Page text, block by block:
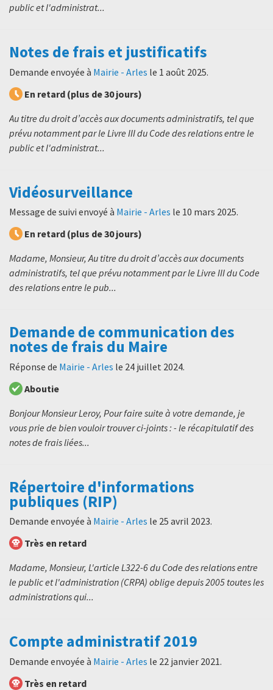
public et l'administrat...
Notes de frais et justificatifs
Demande envoyée à Mairie - Arles le 1 août 2025.
En retard (plus de 30 jours)
Au titre du droit d’accès aux documents administratifs, tel que
prévu notamment par le Livre III du Code des relations entre le
public et l'administrat...
Vidéosurveillance
Message de suivi envoyé à Mairie - Arles le 10 mars 2025.
En retard (plus de 30 jours)
Madame, Monsieur, Au titre du droit d’accès aux documents
administratifs, tel que prévu notamment par le Livre III du Code
des relations entre le pub...
Demande de communication des
notes de frais du Maire
Réponse de Mairie - Arles le 24 juillet 2024.
Aboutie
Bonjour Monsieur Leroy, Pour faire suite à votre demande, je
vous prie de bien vouloir trouver ci-joints : - le récapitulatif des
notes de frais liées...
Répertoire d'informations
publiques (RIP)
Demande envoyée à Mairie - Arles le 25 avril 2023.
Très en retard
Madame, Monsieur, L'article L322-6 du Code des relations entre
le public et l'administration (CRPA) oblige depuis 2005 toutes les
administrations qui...
Compte administratif 2019
Demande envoyée à Mairie - Arles le 22 janvier 2021.
Très en retard